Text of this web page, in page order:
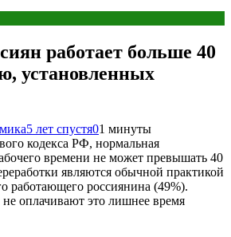
работает больше 40
установленных
5 лет спустя01 минуты
кодекса РФ, нормальная
времени не может превышать 40
являются обычной практикой
работающего россиянина (49%).
оплачивают это лишнее время